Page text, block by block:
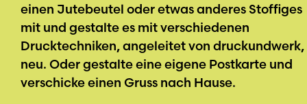
einen Jutebeutel oder etwas anderes Stoffiges
mit und gestalte es mit verschiedenen
Drucktechniken, angeleitet von druckundwerk,
neu. Oder gestalte eine eigene Postkarte und
verschicke einen Gruss nach Hause.